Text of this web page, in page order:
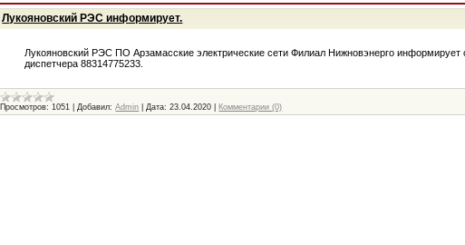
Лукояновский РЭС информирует.
Лукояновский РЭС ПО Арзамасские электрические сети Филиал Нижновэнерго
диспетчера 88314775233.
Просмотров: 1051 Добавил: Admin Дата: 23.04.2020 Комментарии (0)